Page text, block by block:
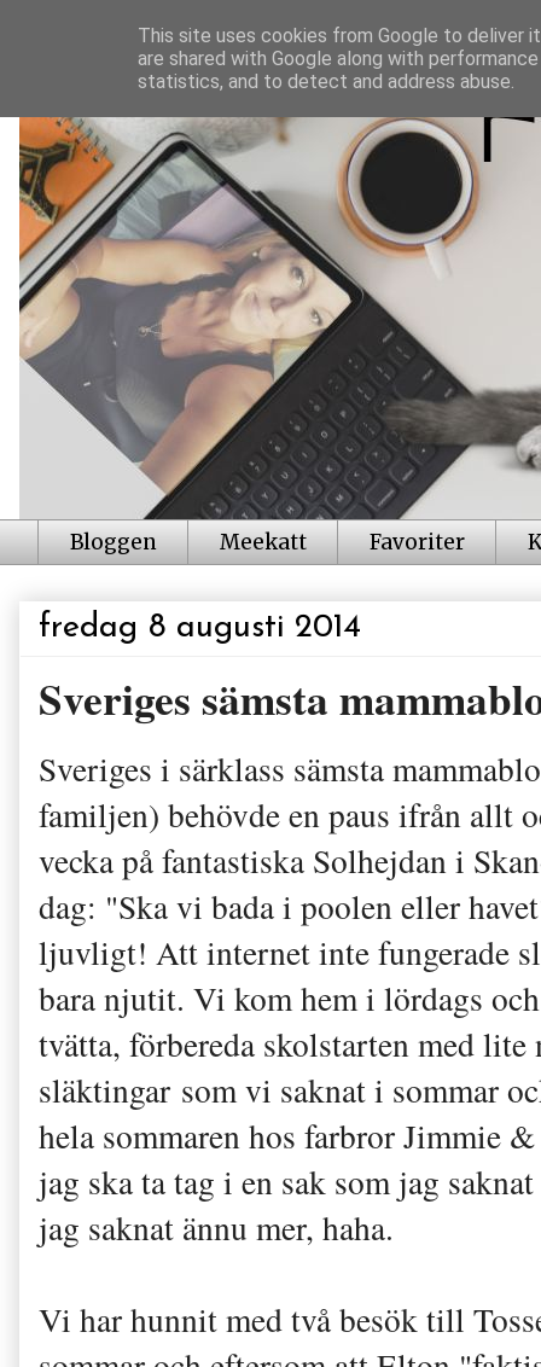
Bloggen Meekatt Favoriter
fredag 8 augusti 2014
Sveriges sämsta
Sveriges i särklass sämsta
familjen) behövde en paus ifrån allt
vecka på fantastiska Solhejdan i
dag: "Ska vi bada i poolen eller
ljuvligt! Att internet inte fungerade
bara njutit. Vi kom hem i lördags
tvätta, förbereda skolstarten med
släktingar som vi saknat i sommar
hela sommaren hos farbror Jimmie
jag ska ta tag i en sak som jag
jag saknat ännu mer, haha.
Vi har hunnit med två besök till
This site uses cookies from Google to deliver
are shared with Google along with
statistics, and to detect and address abuse.